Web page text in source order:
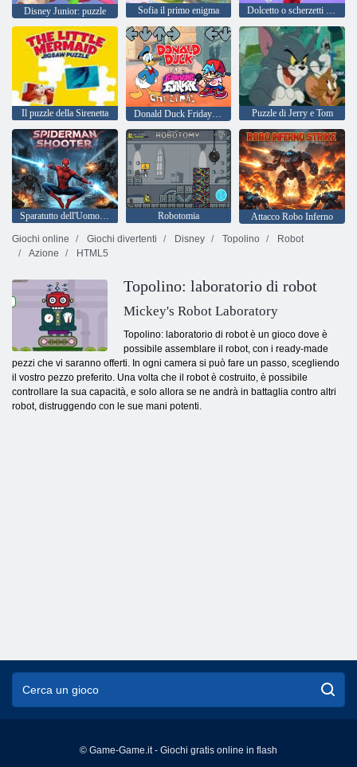
Disney Junior: puzzle Sofia il primo enigma Dolcetto o scherzetti Disney Junior
Il puzzle della Sirenetta Donald Duck Friday in a Night Funkin Christmas Puzzle di Jerry e Tom
Robotomia
Attacco Robo Inferno
Giochi online
Giochi divertenti Disney Topolino
Robot
Azione
HTML5
Topolino: laboratorio di robot
Mickey's Robot Laboratory
Topolino: laboratorio di robot è un gioco dove è
possibile assemblare il robot, con i ready-made
pezzi che vi saranno offerti. In ogni camera si può fare un passo, scegliendo
il vostro pezzo preferito. Una volta che il robot è costruito, è possibile
controllare la sua capacità, e solo allora se ne andrà in battaglia contro altri
robot, distruggendo con le sue mani potenti.
© Game-Game.it - Giochi gratis online in flash